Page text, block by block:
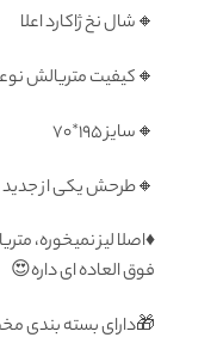
🔸شال نخ ژاکارد اعلا
🔸کیفیت متریالش
🔸سایز ۱۹۵*۷۰
🔸طرحش یکی از جدید
♦️اصلا لیز نمیخوره،
فوق العاده ای داره😍
🎁دارای بسته